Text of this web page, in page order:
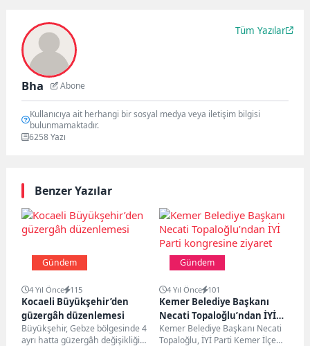
Bha Abone
Tüm Yazılar
Kullanıcıya ait herhangi bir sosyal medya veya iletişim bilgisi
bulunmamaktadır.
6258 Yazı
Benzer Yazılar
Gündem
4 Yıl Önce 115
Kocaeli Büyükşehir’den
güzergâh düzenlemesi
Büyükşehir, Gebze bölgesinde 4
ayrı hatta güzergâh değişikliğine
Gündem
4 Yıl Önce 101
Kemer Belediye Başkanı
Necati Topaloğlu’ndan İYİ
Parti kongresine ziyaret
Kemer Belediye Başkanı Necati
Topaloğlu, İYİ Parti Kemer İlçe